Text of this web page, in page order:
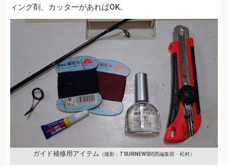
ィング剤、カッターがあればOK。
ガイド補修用アイテム （撮影：TSURINEWS関西編集部・松村）